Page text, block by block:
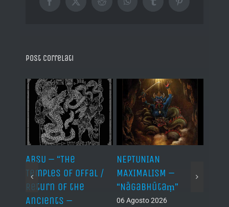
Facebook
X RedditWhatsAppTumblrPinterest
Post correlati
ABSU – “The
Temples of Offal /
Return of the
Ancients –
NEPTUNIAN
MAXIMALISM –
“Nāgabhūtaṃ”
06 Agosto 2026